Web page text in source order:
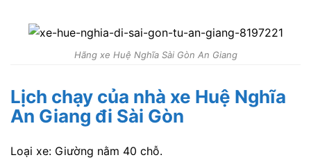
Hãng xe Huệ Nghĩa Sài Gòn An Giang
Lịch chạy của nhà xe Huệ Nghĩa
An Giang đi Sài Gòn
Loại xe: Giường nằm 40 chỗ.